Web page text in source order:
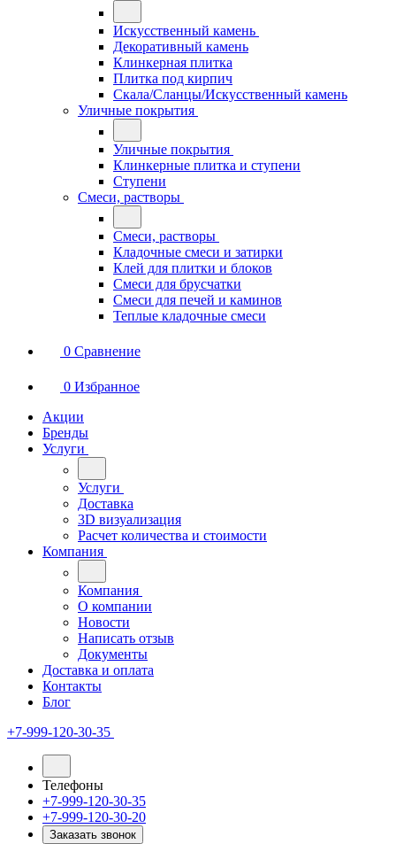
Искусственный камень
Декоративный камень
Клинкерная плитка
Плитка под кирпич
Скала/Сланцы/Искусственный камень
Уличные покрытия
Уличные покрытия
Клинкерные плитка и ступени
Ступени
Смеси, растворы
Смеси, растворы
Кладочные смеси и затирки
Клей для плитки и блоков
Смеси для брусчатки
Смеси для печей и каминов
Теплые кладочные смеси
0 Сравнение
0 Избранное
Акции
Бренды
Услуги
Услуги
Доставка
3D визуализация
Расчет количества и стоимости
Компания
Компания
О компании
Новости
Написать отзыв
Документы
Доставка и оплата
Контакты
Блог
+7-999-120-30-35
Телефоны
+7-999-120-30-35
+7-999-120-30-20
Заказать звонок